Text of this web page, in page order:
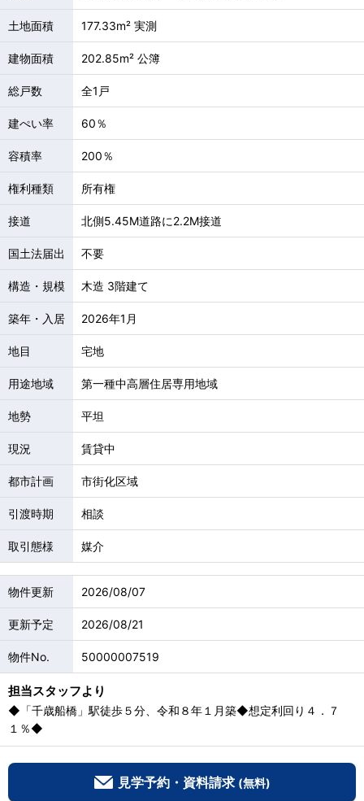
土地面積 177.33m² 実測
建物面積 202.85m² 公簿
総戸数 全1戸
建ぺい率 60％
容積率 200％
権利種類 所有権
接道 北側5.45M道路に2.2M接道
国土法届出 不要
構造・規模 木造 3階建て
築年・入居 2026年1月
地目 宅地
用途地域 第一種中高層住居専用地域
地勢 平坦
現況 賃貸中
都市計画 市街化区域
引渡時期 相談
取引態様 媒介
物件更新 2026/08/07
更新予定 2026/08/21
物件No. 50000007519
担当スタッフより
◆「千歳船橋」駅徒歩５分、令和８年１月築◆想定利回り４．７
１％◆
見学予約・資料請求 (無料)